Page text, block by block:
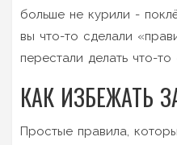
больше не курили -
вы что-то сделали
перестали делать что-то
КАК ИЗБЕЖАТЬ
Простые правила,